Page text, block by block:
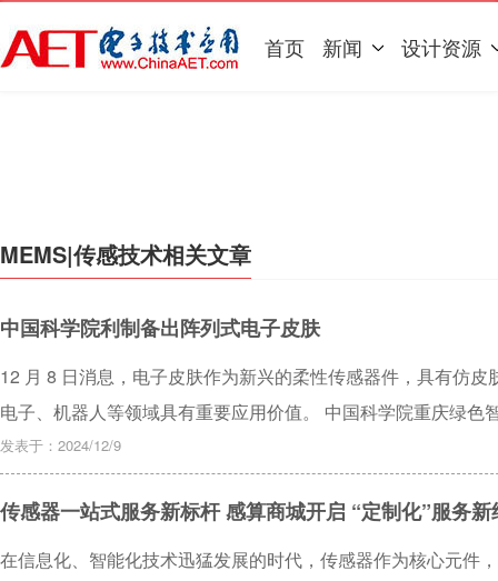
首页 新闻 设计资源
MEMS|传感技术相关文章
中国科学院利制备出阵列式电子皮肤
12 月 8 日消息，电子皮肤作为新兴的柔性传感器件，具有仿
电子、机器人等领域具有重要应用价值。 中国科学院重庆绿
皮革基微结构表面丝网印刷技术，制备出具有垂直梯度导电纤
发表于：2024/12/9
传感器一站式服务新标杆 感算商城开启 “定制化”服务新
在信息化、智能化技术迅猛发展的时代，传感器作为核心元件